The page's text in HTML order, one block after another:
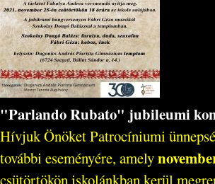
"Parlando Rubato" jubileumi
Hívjuk Önöket Patrocíniumi
további eseményére, amely
csütörtökön iskolánkban kerül